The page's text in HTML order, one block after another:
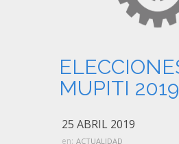
MUPITI 2019
25 ABRIL 2019
en: ACTUALIDAD